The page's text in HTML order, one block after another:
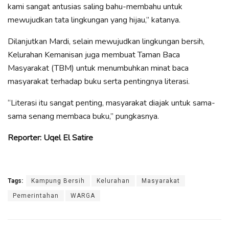
kami sangat antusias saling bahu-membahu untuk
mewujudkan tata lingkungan yang hijau,” katanya.
Dilanjutkan Mardi, selain mewujudkan lingkungan bersih,
Kelurahan Kemanisan juga membuat Taman Baca
Masyarakat (TBM) untuk menumbuhkan minat baca
masyarakat terhadap buku serta pentingnya literasi.
“Literasi itu sangat penting, masyarakat diajak untuk sama-
sama senang membaca buku,” pungkasnya.
Reporter: Uqel El Satire
Tags: Kampung Bersih Kelurahan Masyarakat
Pemerintahan WARGA